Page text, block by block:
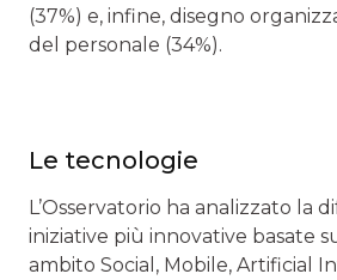
(37%) e, infine, disegno
del personale (34%).
Le tecnologie
L’Osservatorio ha analizzato la
iniziative più innovative basate
ambito Social, Mobile, Artificial